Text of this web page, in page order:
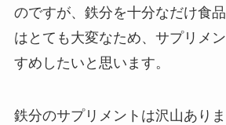
のですが、鉄分を十分なだけ食
はとても大変なため、サプリメ
すめしたいと思います。
鉄分のサプリメントは沢山あり